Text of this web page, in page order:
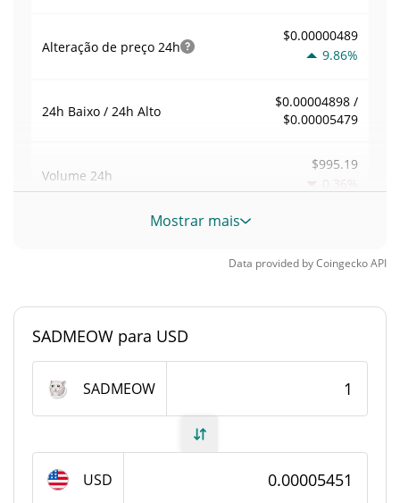
Alteração de preço 24h
$0.00000489
9.86%
24h Baixo / 24h Alto
$0.00004898 /
$0.00005479
Volume 24h
$995.19
0.36%
Volume / Limite de
Posição de mercado
Fornecimento de SAD MEOW
circulação
Fornecimento total
Mostrar mais
Data provided byCoingeckoAPI
SADMEOW para USD
SADMEOW
USD